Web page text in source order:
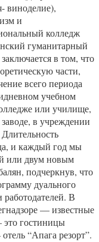
виноделие),
и
колледж
гуманитарный
в том, что
части,
всего периода
учебном
или училище,
в учреждении
и каждый год мы
или двум новым
подчеркнув, что
дуального
В
— известные
это гостиницы
“Апага резорт”.